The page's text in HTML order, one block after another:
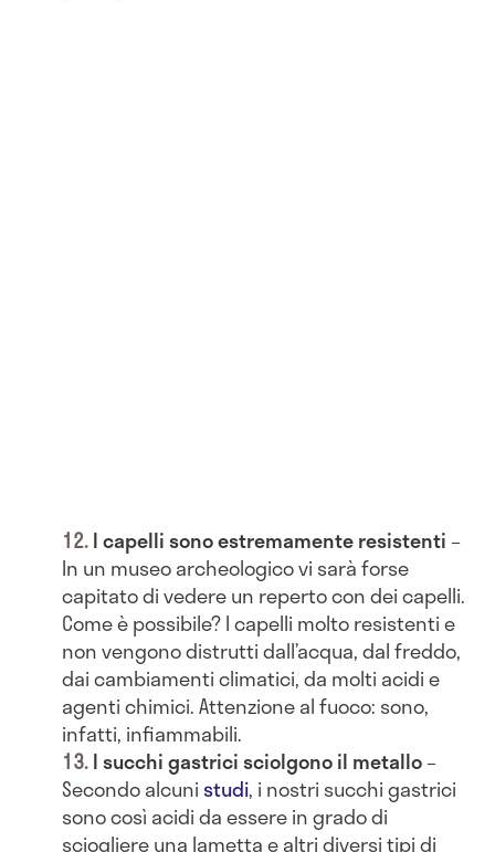
I capelli sono estremamente resistenti –
In un museo archeologico vi sarà forse
capitato di vedere un reperto con dei capelli.
Come è possibile? I capelli molto resistenti e
non vengono distrutti dall’acqua, dal freddo,
dai cambiamenti climatici, da molti acidi e
agenti chimici. Attenzione al fuoco: sono,
infatti, infiammabili.
I succhi gastrici sciolgono il metallo–
Secondo alcuni studi, i nostri succhi gastrici
sono così acidi da essere in grado di
sciogliere una lametta e altri diversi tipi di